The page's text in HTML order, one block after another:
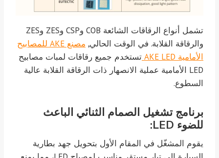
تشمل أنواع الرقاقات الشائعة COB وCSP وZES وZES
والرقاقة القلابة. في الوقت الحالي,
مصنع AKE للمصابيح
الأمامية AKE LED
تستخدم جميع رقاقات لمبات مصابيح
LED الأمامية عملية الانصهار ذات الرقاقة القلابة عالية
السطوع.
برنامج تشغيل الصمام الثنائي الباعث
للضوء LED:
يقوم المشغّل في المقام الأول بتحويل جهد بطارية